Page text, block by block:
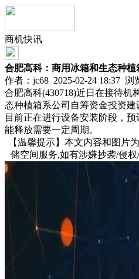
商机快讯
合肥高科：商用冰箱和生态种
作者：jc68 2025-02-24 18:37 浏
合肥高科(430718)近日在接待机
态种植箱系公司自筹资金投资建
目前正在进行设备安装阶段，
能释放需要一定周期。
【温馨提示】本文内容和图片
储空间服务,如有涉嫌抄袭/侵